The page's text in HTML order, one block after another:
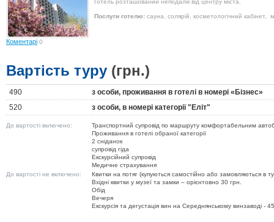
Готель розташований неподалік від центру міста.
Послуги готелю: сауна, солярій, косметологічний кабінет,
Коментарі 0
Вартість туру (грн.)
490
з особи, проживання в готелі в номері «Бізнес»
520
з особи, в номері категорії "Еліт"
До вартості включено:
Транспортний супровід по маршруту комфортабельним
Проживання в готелі обраної категорії
2 сніданок
супровід гіда
Екскурсійний супровід
Медичне страхування
До вартості не включено:
Квитки на потяг (купуються самостійно або замовляються в
Вхідні квитки у музеї та замки – орієнтовно 30 грн.
Обід
Вечеря
Екскурсія та дегустація вин на Середнянському винзаводі -